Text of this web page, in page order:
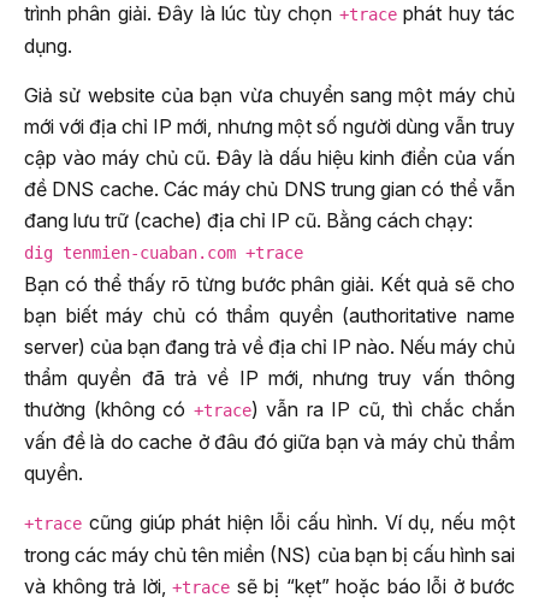
trình phân giải. Đây là lúc tùy chọn +tracephát huy tác
dụng.
Giả sử website của bạn vừa chuyển sang một máy chủ
mới với địa chỉ IP mới, nhưng một số người dùng vẫn truy
cập vào máy chủ cũ. Đây là dấu hiệu kinh điển của vấn
đề DNS cache. Các máy chủ DNS trung gian có thể vẫn
đang lưu trữ (cache) địa chỉ IP cũ. Bằng cách chạy:
dig tenmien-cuaban.com +trace
Bạn có thể thấy rõ từng bước phân giải. Kết quả sẽ cho
bạn biết máy chủ có thẩm quyền (authoritative name
server) của bạn đang trả về địa chỉ IP nào. Nếu máy chủ
thẩm quyền đã trả về IP mới, nhưng truy vấn thông
thường (không có +trace) vẫn ra IP cũ, thì chắc chắn
vấn đề là do cache ở đâu đó giữa bạn và máy chủ thẩm
quyền.
+trace cũng giúp phát hiện lỗi cấu hình. Ví dụ, nếu một
trong các máy chủ tên miền (NS) của bạn bị cấu hình sai
và không trả lời, +trace sẽ bị “kẹt” hoặc báo lỗi ở bước